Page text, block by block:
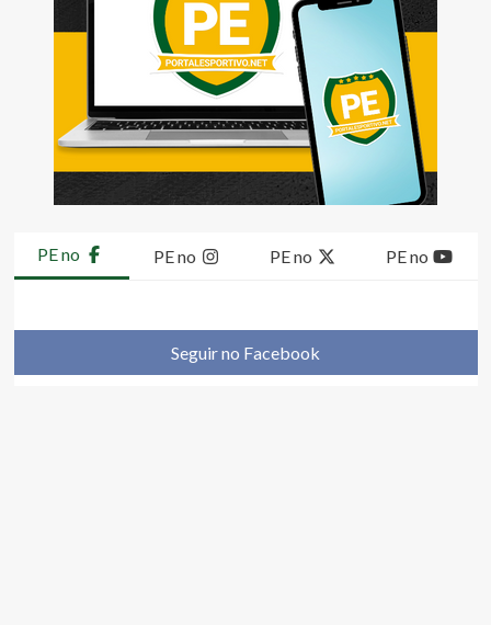
PE no PE no PE no PE no
Seguir no Facebook